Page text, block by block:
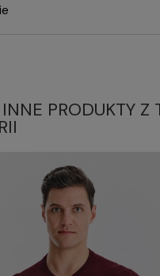
PRODUKTY Z